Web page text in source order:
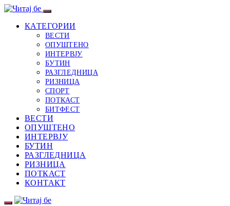
КАТЕГОРИИ
ВЕСТИ
ОПУШТЕНО
ИНТЕРВЈУ
БУТИН
РАЗГЛЕДНИЦА
РИЗНИЦА
СПОРТ
ПОТКАСТ
БИТФЕСТ
ВЕСТИ
ОПУШТЕНО
ИНТЕРВЈУ
БУТИН
РАЗГЛЕДНИЦА
РИЗНИЦА
ПОТКАСТ
КОНТАКТ